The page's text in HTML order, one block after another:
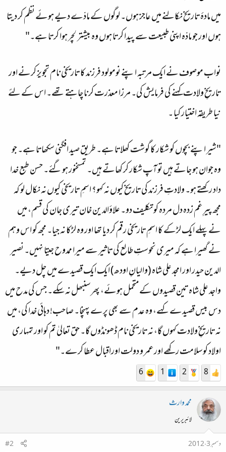
میں مادۂ تاریخ نکالنے میں عاجز ہوں۔ لوگوں کے مادّے دیے ہوئے نظم کر دیتا
ہوں اور جو مادّہ اپنی طبیعت سے پیدا کرتا ہوں وہ بیشتر لچر ہوا کرتا ہے۔"
نواب موصوف نے ایک مرتبہ اپنے نومولود فرزند کا تاریخی نام تجویز کرنے اور
تاریخِ ولادت کہنے کی فرمایش کی۔ مرزا معذرت کرنا چاہتےتھے۔ اس کے لئے
نیا طریقہ اختیار کیا ۔
"شیر اپنے بچوں کو شکار کا گوشت کھلاتا ہے۔ طریق صید افگنی سکھاتا ہے۔ جو
وہ جوان ہو جاتے ہیں تو آپ شکار کر کھاتے ہیں۔ تمسخنور ہو گئے۔ حسن طبع خدا
داد رکھتے ہو۔ ولادتِ فرزند کی تاریخ کیوں نہ کہو؟ اسمِ تاریخی کیوں نہ نکال لو کہ
مجھ پیرِ غم زدہ دل مردہ کو تکلیف دو۔ علاؤالدین خان تیری جان کی قسم، میں
نے پہلے ایک لڑکے کا اسمِ تاریخی رقم کر دیا تھا اور وہ لڑکا نہ جیا۔ مجھ کو اس وہم
نے گھیرا ہے کہ میری نحوستِ طالع کی تاثیر سے میرا ممدوح جیتا نہیں۔ نصیر
الدین حیدر اور امجد علی شاہ (والیانِ اودھ) ایک ایک قصیدے میں چل دیے۔
واجد علی شاہ تین قصیدوں کے متحمل ہوئے، پھر سنبھل نہ سکے۔ جس کی مدح میں
دس بیس قصیدے کہے، وہ عدم سے بھی پرے پہنچا۔ صاحب! دہائی خدا کی، میں
نہ تاریخِ ولادت کہوں گا، نہ تاریخی نام ڈھونڈوں گا۔ حق تعالیٰ تم کو اور تمہاری
اولاد کو سلامت رکھے اور عمر و دولت اوراقبال عطا کرے۔"
8
2
1
6
محمد وارث
لائبریرین
دسمبر 3، 2012
#2